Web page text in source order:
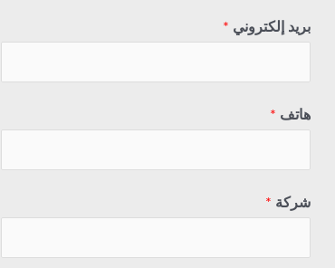
بريد إلكتروني *
هاتف *
شركة *